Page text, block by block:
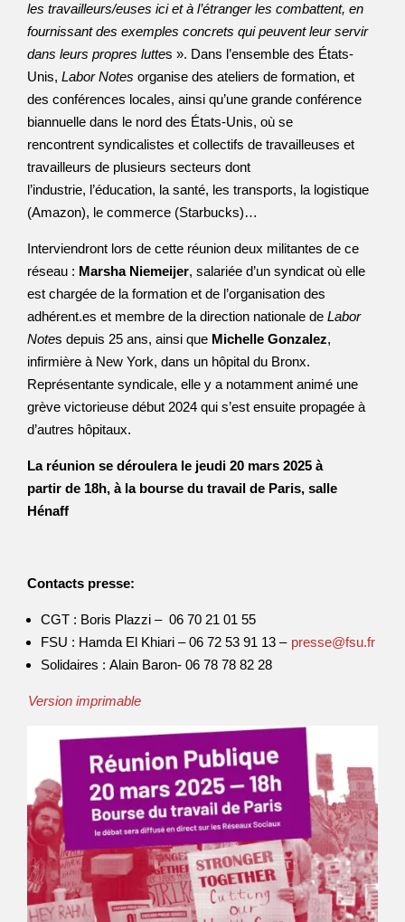
les travailleurs/euses ici et à l’étranger les combattent, en
fournissant des exemples concrets qui peuvent leur servir
dans leurs propres luttes ». Dans l’ensemble des États-
Unis, Labor Notes organise des ateliers de formation, et
des conférences locales, ainsi qu’une grande conférence
biannuelle dans le nord des États-Unis, où se
rencontrent syndicalistes et collectifs de travailleuses et
travailleurs de plusieurs secteurs dont
l’industrie, l’éducation, la santé, les transports, la logistique
(Amazon), le commerce (Starbucks)…
Interviendront lors de cette réunion deux militantes de ce
réseau : Marsha Niemeijer, salariée d’un syndicat où elle
est chargée de la formation et de l’organisation des
adhérent.es et membre de la direction nationale de Labor
Notes depuis 25 ans, ainsi que Michelle Gonzalez,
infirmière à New York, dans un hôpital du Bronx.
Représentante syndicale, elle y a notamment animé une
grève victorieuse début 2024 qui s’est ensuite propagée à
d’autres hôpitaux.
La réunion se déroulera le jeudi 20 mars 2025 à
partir de 18h, à la bourse du travail de Paris, salle
Hénaff
Contacts presse:
CGT : Boris Plazzi – 06 70 21 01 55
FSU : Hamda El Khiari – 06 72 53 91 13 – presse@fsu.fr
Solidaires : Alain Baron- 06 78 78 82 28
Version imprimable